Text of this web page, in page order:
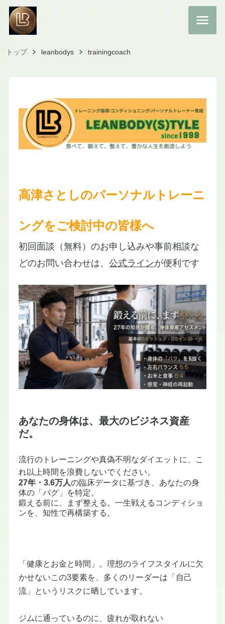
トップ leanbodys trainingcoach
高津さとしのパーソナルトレーニ
ングをご検討中の皆様へ
初回面談（無料）のお申し込みや事前相談な
どのお問い合わせは、公式ライン​が便利です
あなたの身体は、最大のビジネス資産
だ。
​流行のトレーニングや真偽不明なダイエットに、こ
れ以上時間を浪費しないでください。
27年・3.6万人の臨床データに基づき、あなたの身
体の「バグ」を特定。
鍛える前に、まず整える。一生戦えるコンディショ
ンを、知性で再構築する。
​「健康とお金と時間」。理想のライフスタイルに欠
かせないこの3要素を、多くのリーダーは「自己
流」というリスクに晒しています。
ジムに通っているのに、疲れが取れない